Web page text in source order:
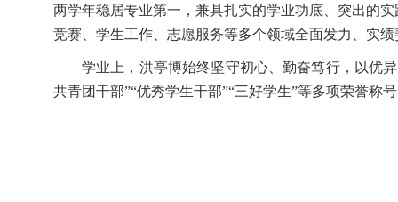
两学年稳居专业第一，兼具扎实的学业功底、突出的
竞赛、学生工作、志愿服务等多个领域全面发力、实
学业上，洪亭博始终坚守初心、勤奋笃行，以优
共青团干部”“优秀学生干部”“三好学生”等多项荣誉